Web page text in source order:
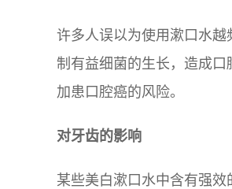
许多人误以为使用漱口水
制有益细菌的生长，造成
加患口腔癌的风险。
对牙齿的影响
某些美白漱口水中含有强